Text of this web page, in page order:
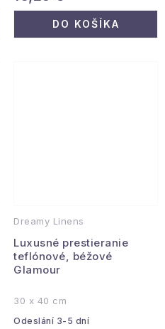
DO KOŠÍKA
Dreamy Linens
Luxusné prestieranie
teflónové, béžové
Glamour
30 x 40 cm
Odeslání 3-5 dní